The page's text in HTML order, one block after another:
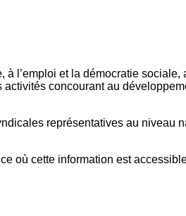
l’emploi et la démocratie sociale,
concourant au
représentatives au niveau
où cette information est